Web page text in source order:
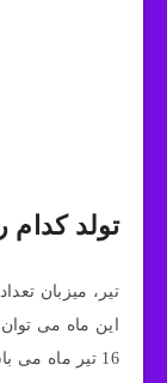
تولد کدام
تیر، میزبان
این ماه می
16 تیر ماه می باشد اشاره کرد.